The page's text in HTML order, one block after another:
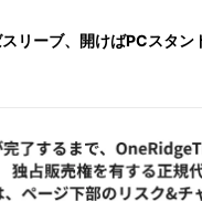
リーブ、開けばPCスタ